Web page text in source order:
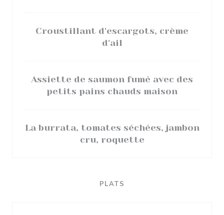
Croustillant d'escargots, crème
d'ail
Assiette de saumon fumé avec des
petits pains chauds maison
La burrata, tomates séchées, jambon
cru, roquette
PLATS